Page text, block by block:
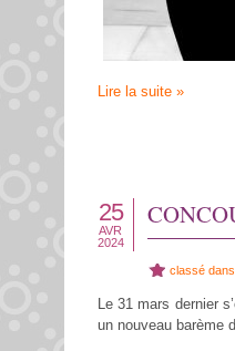
Lire la suite »
25
AVR
2024
classé dans
Le 31 mars dernier
un nouveau barème